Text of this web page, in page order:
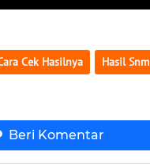
Cek Hasilnya Hasil
Beri Komentar